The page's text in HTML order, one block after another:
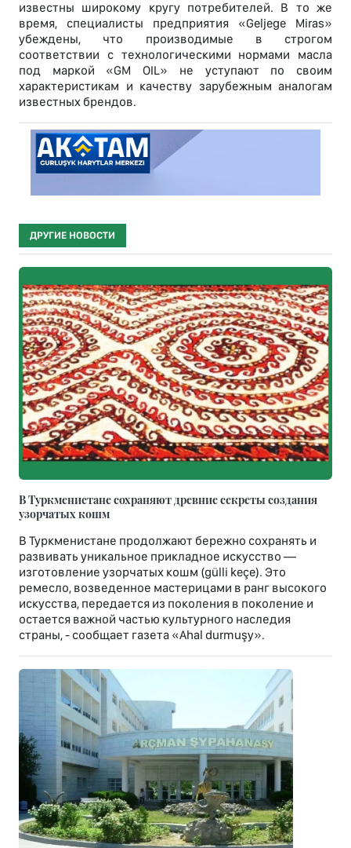
известны широкому кругу потребителей. В то же
время, специалисты предприятия «Geljege Miras»
убеждены, что производимые в строгом
соответствии с технологическими нормами масла
под маркой «GM OIL» не уступают по своим
характеристикам и качеству зарубежным аналогам
известных брендов.
ДРУГИЕ НОВОСТИ
В Туркменистане сохраняют древние секреты создания
узорчатых кошм
В Туркменистане продолжают бережно сохранять и
развивать уникальное прикладное искусство —
изготовление узорчатых кошм (gülli keçe). Это
ремесло, возведенное мастерицами в ранг высокого
искусства, передается из поколения в поколение и
остается важной частью культурного наследия
страны, - сообщает газета «Ahal durmuşy».